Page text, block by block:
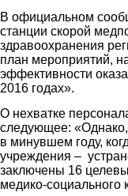
В официальном
станции скорой
здравоохранения
план мероприятий,
эффективности
2016 годах».
О нехватке
следующее:
в минувшем году,
учреждения –
заключены 16
медико-социального